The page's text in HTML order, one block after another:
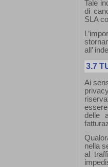
Tale
di
SLA
all’
3.7
Ai
delle
nella
al